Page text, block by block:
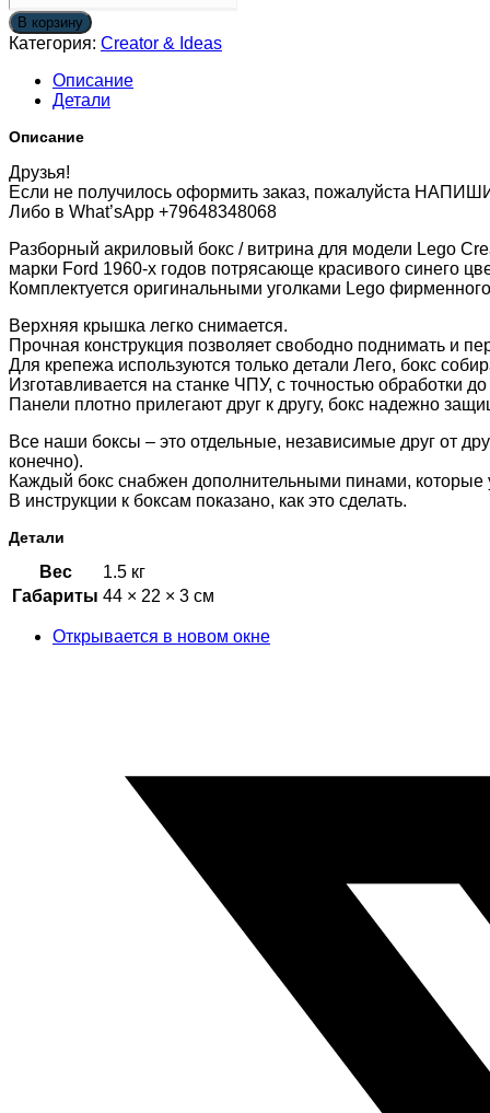
В корзину
Категория: Creator & Ideas
Описание
Детали
Описание
Друзья!
Если не получилось оформить заказ, пожалуйста
Либо в What’sApp +79648348068
Разборный акриловый бокс / витрина для модели Lego
марки Ford 1960-х годов потрясающе красивого синего
Комплектуется оригинальными уголками Lego
Верхняя крышка легко снимается.
Прочная конструкция позволяет свободно поднимать и
Для крепежа используются только детали Лего, бокс
Изготавливается на станке ЧПУ, с точностью обработки
Панели плотно прилегают друг к другу, бокс надежно
Все наши боксы – это отдельные, независимые друг от
конечно).
Каждый бокс снабжен дополнительными пинами,
В инструкции к боксам показано, как это сделать.
Детали
Вес
1.5 кг
Габариты 44 × 22 × 3 см
Открывается в новом окне